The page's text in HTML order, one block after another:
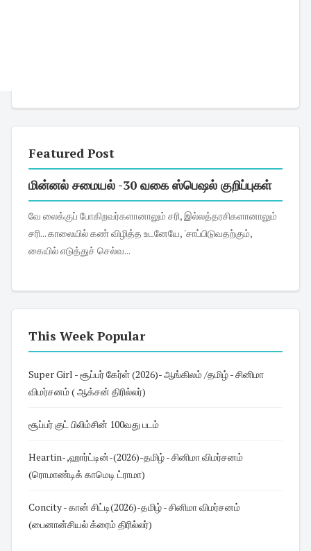
Featured Post
மின்னல் சமையல் -30 வகை ஸ்பெஷல் குறிப்புகள்
வே லைக்குப் போகிறவர்களானாலும் சரி, இல்லத்தரசிகளானாலும்
சரி... காலையில் கண் விழித்த உடனேயே, 'சாப்பிடுவதற்கும்,
கையில் எடுத்துச் செல்வ...
This Week Popular
Super Girl - சூப்பர் கேர்ள் (2026)- ஆங்கிலம் /தமிழ் - சினிமா
விமர்சனம் ( ஆக்சன் திரில்லர்)
சூப்பர் குட் பிலிம்சின் 100வது படம்
Heartin- ,ஹார்ட்டின்-(2026)-தமிழ் - சினிமா விமர்சனம்
(ரொமாண்டிக் காமெடி ட்ராமா)
Concity - கான் சிட்டி(2026)-தமிழ் - சினிமா விமர்சனம்
(பைனான்சியல் க்ரைம் திரில்லர்)